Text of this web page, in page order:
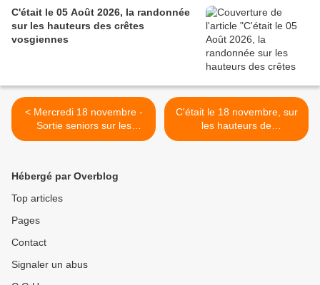
C'était le 05 Août 2026, la randonnée
sur les hauteurs des crêtes
vosgiennes
< Mercredi 18 novembre -
Sortie seniors sur les
hauteurs de Gueberschwihr
C'était le 18 novembre, sur
les hauteurs de
Gueberschwihr, avec les
Hébergé par Overblog
Top articles
Pages
Contact
Signaler un abus